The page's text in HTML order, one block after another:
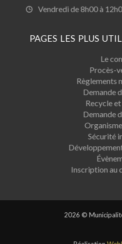
Vendredi de 8h00 à
PAGES LES PLUS
Le
Procès-
Règlements
Demande
Recycle
Demande
Sécurité
Inscription au
2026 ©